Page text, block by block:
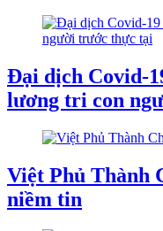
Đại dịch Covid-
lương tri con
Việt Phủ Thành
niềm tin